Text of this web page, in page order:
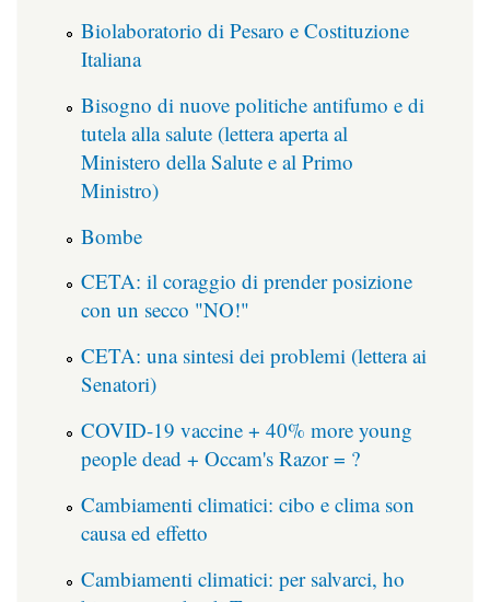
Biolaboratorio di Pesaro e Costituzione
Italiana
Bisogno di nuove politiche antifumo e di
tutela alla salute (lettera aperta al
Ministero della Salute e al Primo
Ministro)
Bombe
CETA: il coraggio di prender posizione
con un secco "NO!"
CETA: una sintesi dei problemi (lettera ai
Senatori)
COVID-19 vaccine + 40% more young
people dead + Occam's Razor = ?
Cambiamenti climatici: cibo e clima son
causa ed effetto
Cambiamenti climatici: per salvarci, ho